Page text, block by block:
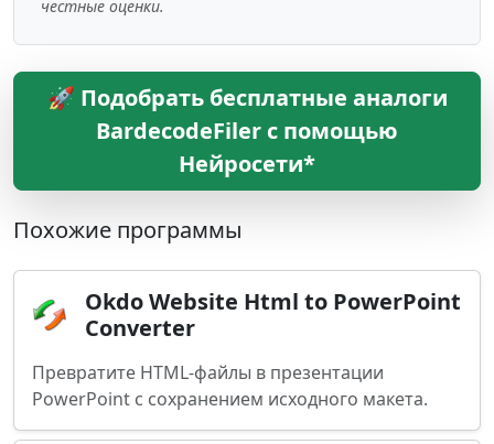
честные оценки.
🚀 Подобрать бесплатные аналоги
BardecodeFiler с помощью
Нейросети*
Похожие программы
Okdo Website Html to PowerPoint
Converter
Превратите HTML-файлы в презентации
PowerPoint с сохранением исходного макета.